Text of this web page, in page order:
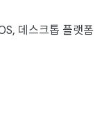
데스크톱 플랫폼